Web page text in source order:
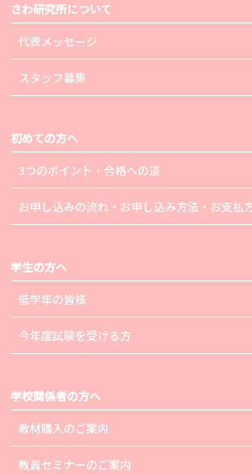
さわ研究所について
代表メッセージ
スタッフ募集
初めての方へ
3つのポイント・合格への道
お申し込みの流れ・お申し込み方法・お支払
学生の方へ
低学年の皆様
今年度試験を受ける方
学校関係者の方へ
教材購入のご案内
教員セミナーのご案内